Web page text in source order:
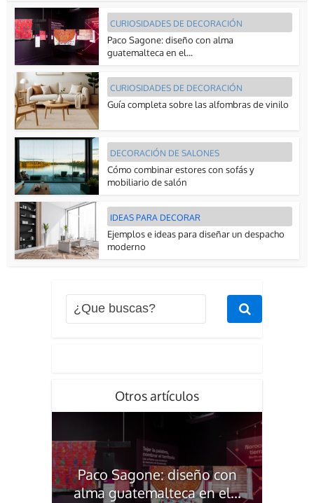
CURIOSIDADES DE DECORACIÓN
Paco Sagone: diseño con alma
guatemalteca en el...
CURIOSIDADES DE DECORACIÓN
Guía completa sobre las alfombras de vinilo
DECORACIÓN DE SALONES
Cómo combinar estores con sofás y
mobiliario de salón
IDEAS PARA DECORAR
Ejemplos e ideas para diseñar un despacho
moderno
Otros artículos
Paco Sagone: diseño con
alma guatemalteca en el...